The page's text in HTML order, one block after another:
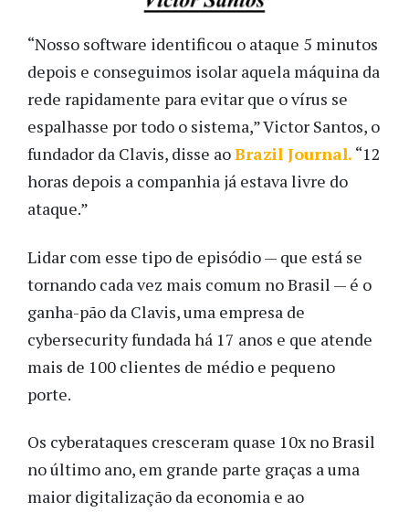
“Nosso software identificou o ataque 5 minutos
depois e conseguimos isolar aquela máquina da
rede rapidamente para evitar que o vírus se
espalhasse por todo o sistema,” Victor Santos, o
fundador da Clavis, disse aoBrazil Journal. “12
horas depois a companhia já estava livre do
ataque.”
Lidar com esse tipo de episódio — que está se
tornando cada vez mais comum no Brasil — é o
ganha-pão da Clavis, uma empresa de
cybersecurity fundada há 17 anos e que atende
mais de 100 clientes de médio e pequeno
porte.
Os cyberataques cresceram quase 10x no Brasil
no último ano, em grande parte graças a uma
maior digitalização da economia e ao